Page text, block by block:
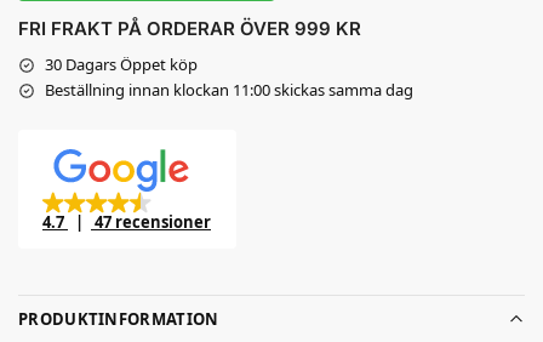
FRI FRAKT PÅ ORDERAR ÖVER 999 KR
30 Dagars Öppet köp
Beställning innan klockan 11:00 skickas samma dag
4.7 47 recensioner
PRODUKTINFORMATION